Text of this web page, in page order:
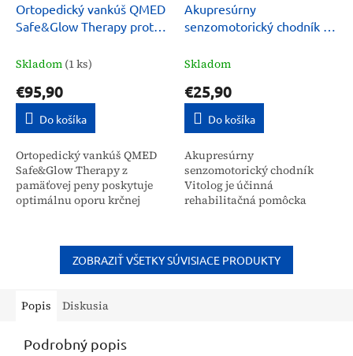
Ortopedický vankúš QMED
Safe&Glow Therapy proti
Skladom (1 ks)
€95,90
Do košíka
Ortopedický vankúš QMED
Safe&Glow Therapy z
pamäťovej peny poskytuje
optimálnu oporu krčnej
zlepšenie kvality spánku,...
Akupresúrny
senzomotorický chodník na
Vitolog
Skladom
€25,90
Do košíka
Akupresúrny
senzomotorický chodník
Vitolog je účinná
rehabilitačná pomôcka
reflexných bodov.
Pravidelným používaním
pomáha znižovať...
ZOBRAZIŤ VŠETKY SÚVISIACE PRODUKTY
Popis Diskusia
Podrobný popis